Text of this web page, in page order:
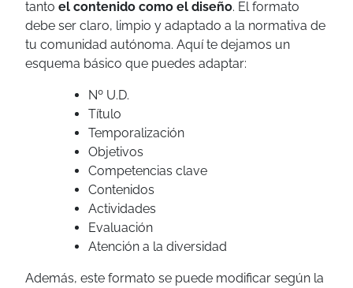
tanto el contenido como el diseño. El formato
debe ser claro, limpio y adaptado a la normativa de
tu comunidad autónoma. Aquí te dejamos un
esquema básico que puedes adaptar:
Nº U.D.
Título
Temporalización
Objetivos
Competencias clave
Contenidos
Actividades
Evaluación
Atención a la diversidad
Además, este formato se puede modificar según la